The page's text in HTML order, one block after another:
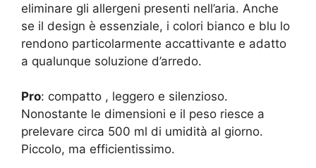
eliminare gli allergeni presenti nell’aria. Anche
se il design è essenziale, i colori bianco e blu lo
rendono particolarmente accattivante e adatto
a qualunque soluzione d’arredo.
Pro: compatto , leggero e silenzioso.
Nonostante le dimensioni e il peso riesce a
prelevare circa 500 ml di umidità al giorno.
Piccolo, ma efficientissimo.